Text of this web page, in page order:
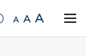
A A A